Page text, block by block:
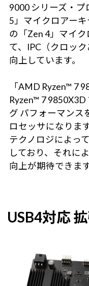
9000 シリーズ・
5」マイクロアー
の「Zen 4」マイ
て、IPC（クロッ
向上しています。
「AMD Ryzen™ 7
Ryzen™ 7
グ パフォーマンス
ロセッサになりま
テクノロジによっ
しており、それに
向上が期待できます
USB4対応